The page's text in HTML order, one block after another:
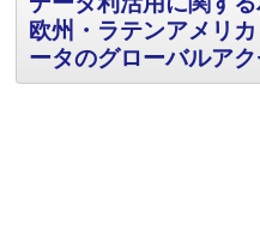
欧州・ラテンアメリ
ータのグローバルア